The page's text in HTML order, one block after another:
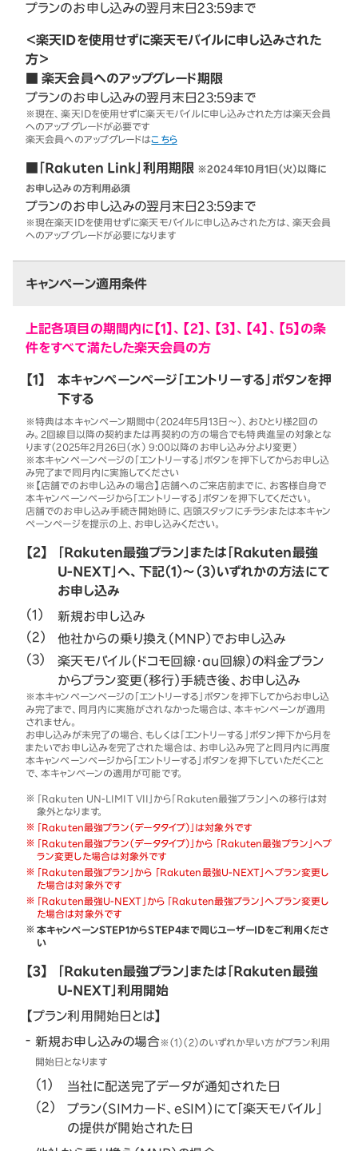
プランのお申し込みの翌月末日23:59まで
＜楽天IDを使用せずに楽天モバイルに申し込みされた
方＞
■ 楽天会員へのアップグレード期限
プランのお申し込みの翌月末日23:59まで
※現在、楽天IDを使用せずに楽天モバイルに申し込みされた方は楽天会員
へのアップグレードが必要です
楽天会員へのアップグレードはこちら
■「Rakuten Link」利用期限 ※2024年10月1日（火）以降に
お申し込みの方利用必須
プランのお申し込みの翌月末日23:59まで
※現在楽天IDを使用せずに楽天モバイルに申し込みされた方は、楽天会員
へのアップグレードが必要になります
キャンペーン適用条件
上記各項目の期間内に【1】、【2】、【3】、【4】、【5】の条
件をすべて満たした楽天会員の方
【1】
本キャンペーンページ「エントリーする」ボタンを押
下する
※特典は本キャンペーン期間中（2024年5月13日～）、おひとり様2回の
み。2回線目以降の契約または再契約の方の場合でも特典進呈の対象とな
ります（2025年2月26日（水） 9:00以降のお申し込み分より変更）
※本キャンペーンページの「エントリーする」ボタンを押下してからお申し込
み完了まで同月内に実施してください
※【店舗でのお申し込みの場合】店舗へのご来店前までに、お客様自身で
本キャンペーンページから「エントリーする」ボタンを押下してください。
店舗でのお申し込み手続き開始時に、店頭スタッフにチラシまたは本キャン
ペーンページを提示の上、お申し込みください。
【2】
「Rakuten最強プラン」または「Rakuten最強
U-NEXT」へ、下記（1）～（3）いずれかの方法にて
お申し込み
新規お申し込み
他社からの乗り換え（MNP）でお申し込み
楽天モバイル（ドコモ回線・au回線）の料金プラン
からプラン変更（移行）手続き後、お申し込み
※本キャンペーンページの「エントリーする」ボタンを押下してからお申し込
み完了まで、同月内に実施がされなかった場合は、本キャンペーンが適用
されません。
お申し込みが未完了の場合、もしくは「エントリーする」ボタン押下から月を
またいでお申し込みを完了された場合は、お申し込み完了と同月内に再度
本キャンペーンページから「エントリーする」ボタンを押下していただくこと
で、本キャンペーンの適用が可能です。
「Rakuten UN-LIMIT VII」から「Rakuten最強プラン」への移行は対
象外となります。
「Rakuten最強プラン（データタイプ）」は対象外です
「Rakuten最強プラン（データタイプ）」から 「Rakuten最強プラン」へプ
ラン変更した場合は対象外です
「Rakuten最強プラン」から 「Rakuten最強U-NEXT」へプラン変更し
た場合は対象外です
「Rakuten最強U-NEXT」から 「Rakuten最強プラン」へプラン変更し
た場合は対象外です
本キャンペーンSTEP1からSTEP4まで同じユーザーIDをご利用くださ
い
【3】
「Rakuten最強プラン」または「Rakuten最強
U-NEXT」利用開始
【プラン利用開始日とは】
新規お申し込みの場合 ※（1）（2）のいずれか早い方がプラン利用
開始日となります
当社に配送完了データが通知された日
プラン（SIMカード、eSIM）にて「楽天モバイル」
の提供が開始された日